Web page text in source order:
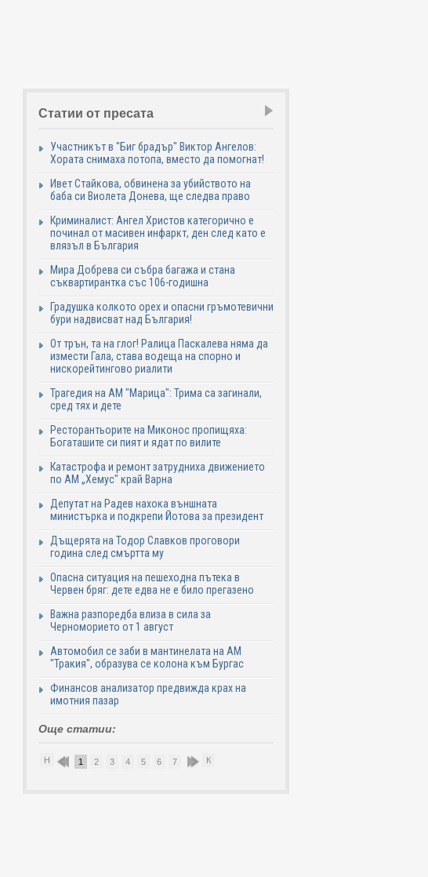
Статии от пресата
Участникът в "Биг брадър" Виктор Ангелов:
Хората снимаха потопа, вместо да помогнат!
Ивет Стайкова, обвинена за убийството на
баба си Виолета Донева, ще следва право
Криминалист: Ангел Христов категорично е
починал от масивен инфаркт, ден след като е
влязъл в България
Мира Добрева си събра багажа и стана
съквартирантка със 106-годишна
Градушка колкото орех и опасни гръмотевични
бури надвисват над България!
От трън, та на глог! Ралица Паскалева няма да
измести Гала, става водеща на спорно и
нискорейтингово риалити
Трагедия на АМ "Марица": Трима са загинали,
сред тях и дете
Ресторантьорите на Миконос пропищяха:
Богаташите си пият и ядат по вилите
Катастрофа и ремонт затрудниха движението
по АМ „Хемус" край Варна
Депутат на Радев нахока външната
министърка и подкрепи Йотова за президент
Дъщерята на Тодор Славков проговори
година след смъртта му
Опасна ситуация на пешеходна пътека в
Червен бряг: дете едва не е било прегазено
Важна разпоредба влиза в сила за
Черноморието от 1 август
Автомобил се заби в мантинелата на АМ
"Тракия", образува се колона към Бургас
Финансов анализатор предвижда крах на
имотния пазар
Още статии:
Н 1 2 3 4 5 6 7 8 9К